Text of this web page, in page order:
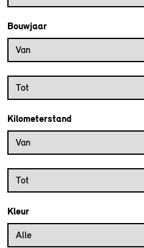
Bouwjaar
Bouwjaar vanaf
Van
Bouwjaar tot
Tot
Kilometerstand
Kilometerstand vanaf
Van
Kilometerstand tot
Tot
Kleur
Alle